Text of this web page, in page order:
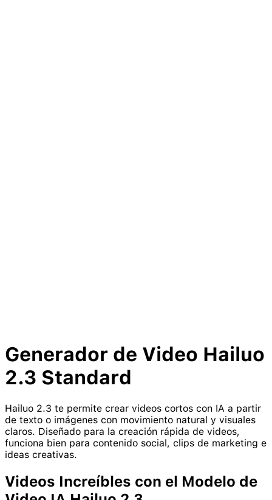
Generador de Video Hailuo
2.3 Standard
Hailuo 2.3 te permite crear videos cortos con IA a partir
de texto o imágenes con movimiento natural y visuales
claros. Diseñado para la creación rápida de videos,
funciona bien para contenido social, clips de marketing e
ideas creativas.
Videos Increíbles con el Modelo de